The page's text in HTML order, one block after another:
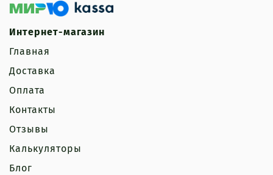
Интернет-магазин
Главная
Доставка
Оплата
Контакты
Отзывы
Калькуляторы
Блог